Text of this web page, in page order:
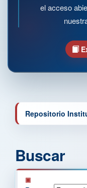
el acceso
Repositorio
Buscar